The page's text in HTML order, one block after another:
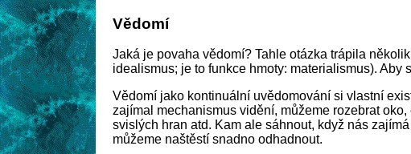
Vědomí
Jaká je povaha vědomí? Tahle otázka trápila
idealismus; je to funkce hmoty: materialismus). Aby
Vědomí jako kontinuální uvědomování si vlastní
zajímal mechanismus vidění, můžeme rozebrat
svislých hran atd. Kam ale sáhnout, když nás
můžeme naštěstí snadno odhadnout.